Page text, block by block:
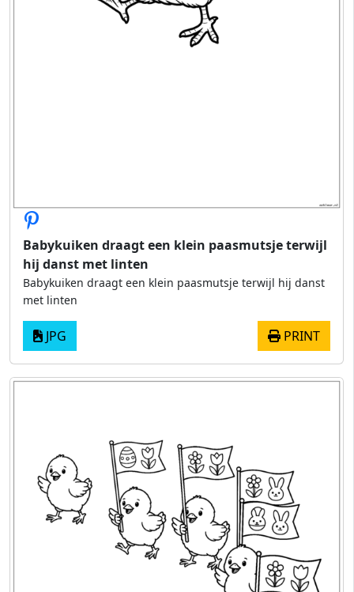
Babykuiken draagt ​​een klein paasmutsje terwijl
hij danst met linten
Babykuiken draagt ​​een klein paasmutsje terwijl hij danst
met linten
JPG PRINT